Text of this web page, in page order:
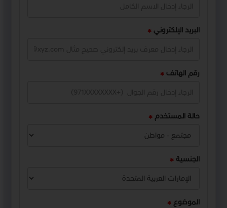
البريد الإلكتروني
رقم الهاتف
حالة المستخدم
الجنسية
الموضوع